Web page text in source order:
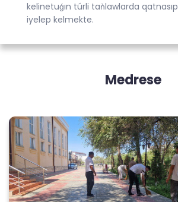
kelinetuǵın túrli taǹlawlarda qatnasıp
iyelep kelmekte.
Medrese